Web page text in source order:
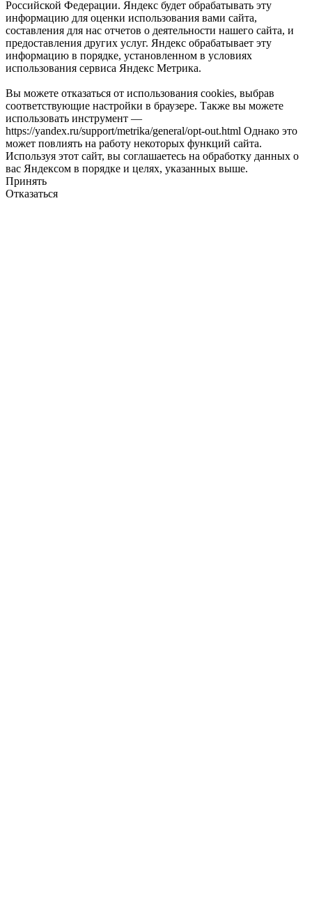
Российской Федерации. Яндекс будет обрабатывать эту
информацию для оценки использования вами сайта,
составления для нас отчетов о деятельности нашего сайта, и
предоставления других услуг. Яндекс обрабатывает эту
информацию в порядке, установленном в условиях
использования сервиса Яндекс Метрика.
Вы можете отказаться от использования cookies, выбрав
соответствующие настройки в браузере. Также вы можете
использовать инструмент —
https://yandex.ru/support/metrika/general/opt-out.html Однако это
может повлиять на работу некоторых функций сайта.
Используя этот сайт, вы соглашаетесь на обработку данных о
вас Яндексом в порядке и целях, указанных выше.
Принять
Отказаться